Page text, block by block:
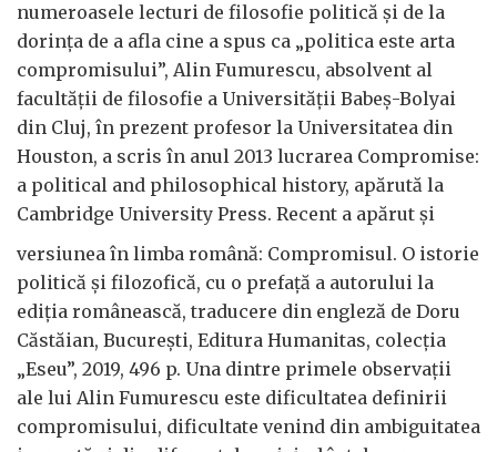
numeroasele lecturi de filosofie politică și de la
dorința de a afla cine a spus ca „politica este arta
compromisului”, Alin Fumurescu, absolvent al
facultății de filosofie a Universității Babeș-Bolyai
din Cluj, în prezent profesor la Universitatea din
Houston, a scris în anul 2013 lucrarea Compromise:
a political and philosophical history, apărută la
Cambridge University Press. Recent a apărut și
versiunea în limba română: Compromisul. O istorie
politică și filozofică, cu o prefață a autorului la
ediția românească, traducere din engleză de Doru
Căstăian, București, Editura Humanitas, colecția
„Eseu”, 2019, 496 p. Una dintre primele observații
ale lui Alin Fumurescu este dificultatea definirii
compromisului, dificultate venind din ambiguitatea